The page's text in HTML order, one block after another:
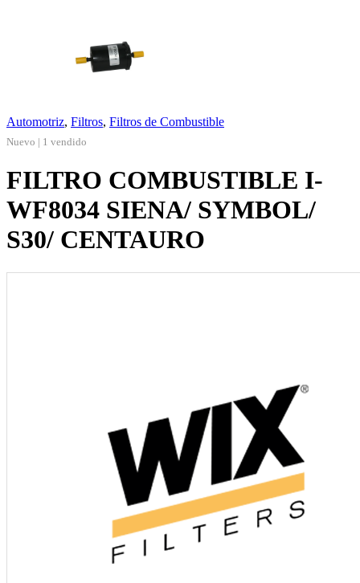
Automotriz, Filtros, Filtros de Combustible
Nuevo | 1 vendido
FILTRO COMBUSTIBLE I-
WF8034 SIENA/ SYMBOL/
S30/ CENTAURO